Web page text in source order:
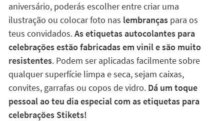
aniversário, poderás escolher entre criar uma
ilustração ou colocar foto nas lembrançaspara os
teus convidados.As etiquetas autocolantes para
celebrações estão fabricadas em vinil e são muito
resistentes. Podem ser aplicadas facilmente sobre
qualquer superfície limpa e seca, sejam caixas,
convites, garrafas ou copos de vidro. Dá um toque
pessoal ao teu dia especial com as etiquetas para
celebrações Stikets!